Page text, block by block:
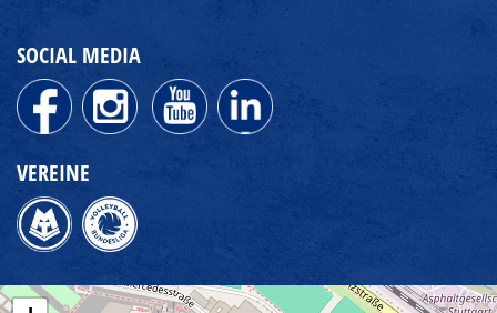
SOCIAL MEDIA
VEREINE